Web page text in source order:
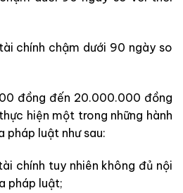
chính chậm dưới 90 ngày so
đồng đến 20.000.000 đồng
hiện một trong những hành
pháp luật như sau:
chính tuy nhiên không đủ nội
pháp luật;